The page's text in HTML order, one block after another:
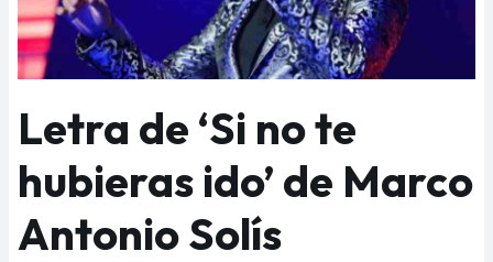
Letra de ‘Si no te
hubieras ido’ de Marco
Antonio Solís